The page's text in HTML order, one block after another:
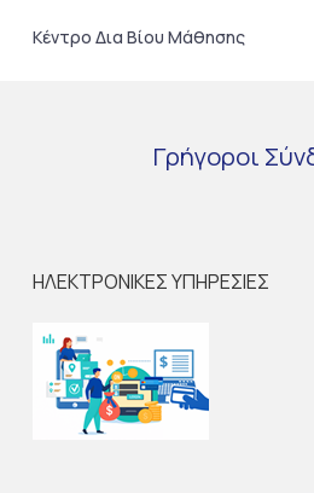
Κέντρο Δια Βίου Μάθησης
Γρήγοροι
ΗΛΕΚΤΡΟΝΙΚΕΣ ΥΠΗΡΕΣΙΕΣ